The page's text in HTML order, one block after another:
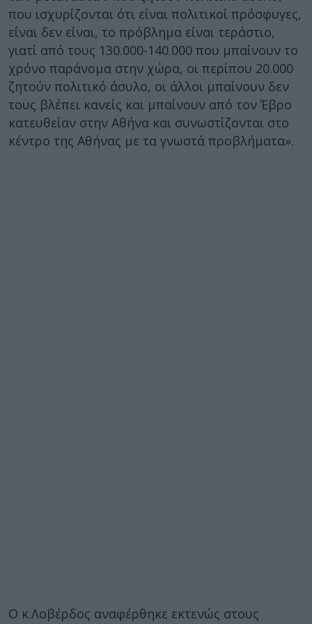
που ισχυρίζονται ότι είναι πολιτικοί πρόσφυγες,
είναι δεν είναι, το πρόβλημα είναι τεράστιο,
γιατί από τους 130.000-140.000 που μπαίνουν το
χρόνο παράνομα στην χώρα, οι περίπου 20.000
ζητούν πολιτικό άσυλο, οι άλλοι μπαίνουν δεν
τους βλέπει κανείς και μπαίνουν από τον Έβρο
κατευθείαν στην Αθήνα και συνωστίζονται στο
κέντρο της Αθήνας με τα γνωστά προβλήματα».
Ο κ.Λοβέρδος αναφέρθηκε εκτενώς στους